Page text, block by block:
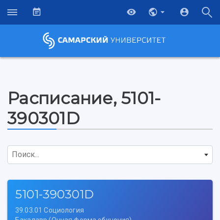
НАЗАД
Расписание, 5101-
390301D
Поиск...
5101-390301D
39.03.01 Социология